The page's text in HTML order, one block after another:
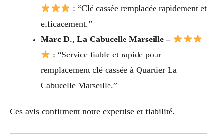
: “Clé cassée remplacée rapidement et
efficacement.”
Marc D., La Cabucelle Marseille –
: “Service fiable et rapide pour
remplacement clé cassée à Quartier La
Cabucelle Marseille.”
Ces avis confirment notre expertise et fiabilité.